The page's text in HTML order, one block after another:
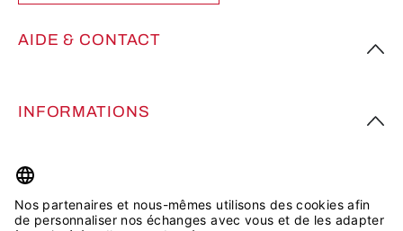
AIDE & CONTACT
INFORMATIONS
PLUS D’INSPIRATION